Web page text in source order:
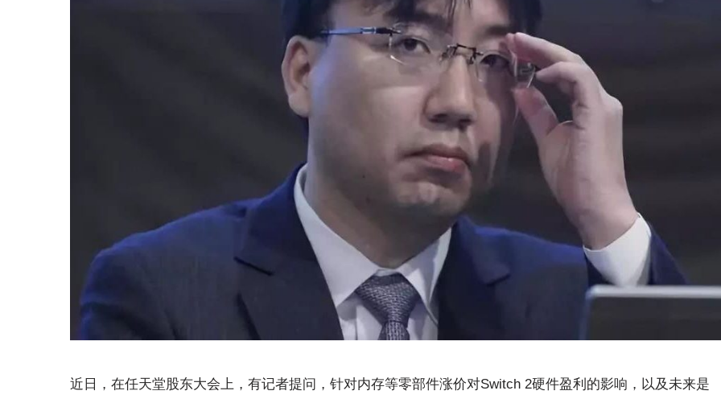
近日，在任天堂股东大会上，有记者提问，针对内存等零部件涨价对Switch 2硬件盈利的影响，以及未来是